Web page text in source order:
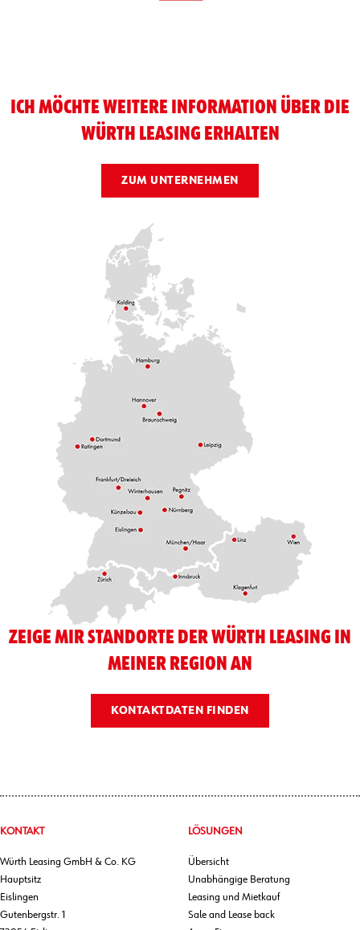
ICH MÖCHTE WEITERE INFORMATION ÜBER DIE
WÜRTH LEASING ERHALTEN
ZUM UNTERNEHMEN
ZEIGE MIR STANDORTE DER WÜRTH LEASING IN
MEINER REGION AN
KONTAKTDATEN FINDEN
KONTAKT
Würth Leasing GmbH & Co. KG
Hauptsitz
Eislingen
Gutenbergstr. 1
LÖSUNGEN
Übersicht
Unabhängige Beratung
Leasing und Mietkauf
Sale and Lease back